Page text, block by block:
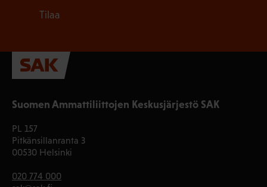
Suomen Ammattiliittojen Keskusjärjestö SAK
PL 157
Pitkänsillanranta 3
00530 Helsinki
020 774 000
Tilaa